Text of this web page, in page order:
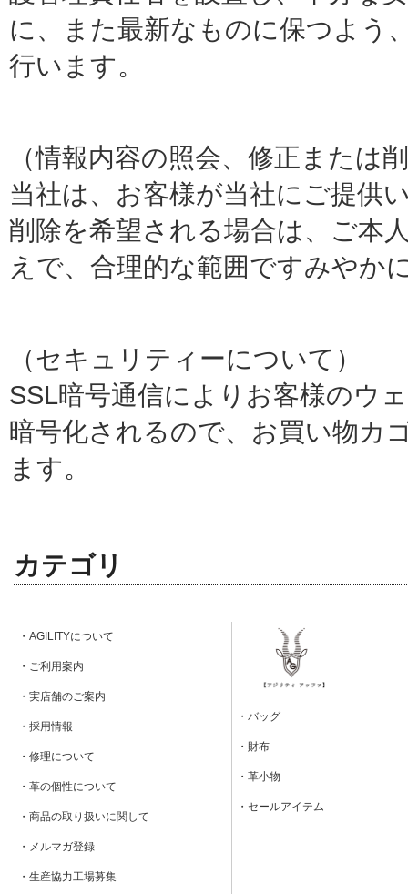
に、また最新なものに保つよう
行います。
（情報内容の照会、修正または
当社は、お客様が当社にご提供
削除を希望される場合は、ご本
えで、合理的な範囲ですみやか
（セキュリティーについて）
SSL暗号通信によりお客様のウ
暗号化されるので、お買い物カ
ます。
カテゴリ
・AGILITYについて
・ご利用案内
・実店舗のご案内
・採用情報
・修理について
・革の個性について
・商品の取り扱いに関して
・メルマガ登録
・生産協力工場募集
・バッグ
・財布
・革小物
・セールアイテム